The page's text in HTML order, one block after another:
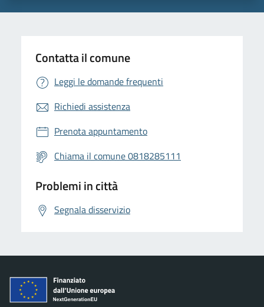
Contatta il comune
Leggi le domande frequenti
Richiedi assistenza
Prenota appuntamento
Chiama il comune 0818285111
Problemi in città
Segnala disservizio